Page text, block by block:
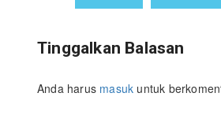
Tinggalkan Balasan
Anda harus masuk untuk